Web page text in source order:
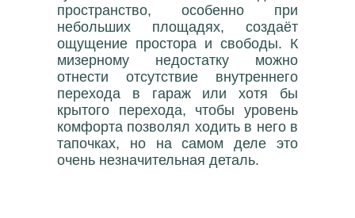
пространство, особенно при
небольших площадях, создаёт
ощущение простора и свободы. К
мизерному недостатку можно
отнести отсутствие внутреннего
перехода в гараж или хотя бы
крытого перехода, чтобы уровень
комфорта позволял ходить в него в
тапочках, но на самом деле это
очень незначительная деталь.